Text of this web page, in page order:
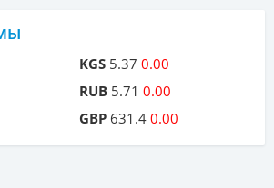
KGS 5.37 0.00
RUB 5.71 0.00
GBP 631.4 0.00